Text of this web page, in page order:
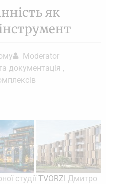
як
Moderator
документація ,
студії TVORZI Дмитро